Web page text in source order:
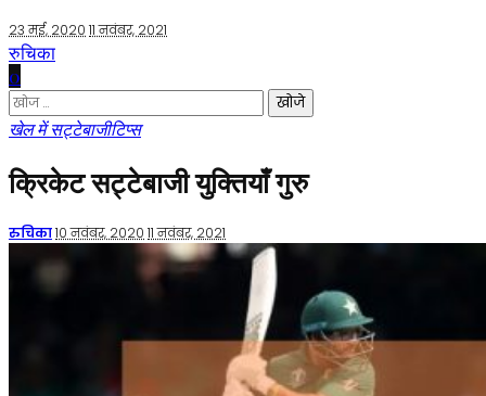
23 मई, 2020 11 नवंबर, 2021
रुचिका
0
निम्न
को
खोजें:
खेल में सट्टेबाजीटिप्स
क्रिकेट सट्टेबाजी युक्तियाँ गुरु
द्वारा
रुचिका10 नवंबर, 2020 11 नवंबर, 2021